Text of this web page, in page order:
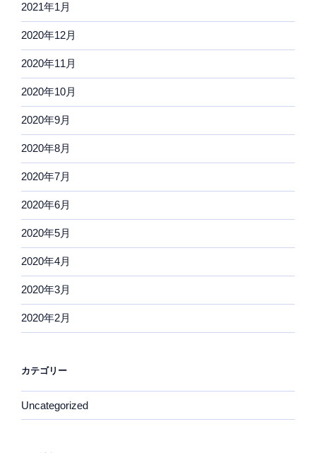
2021年1月
2020年12月
2020年11月
2020年10月
2020年9月
2020年8月
2020年7月
2020年6月
2020年5月
2020年4月
2020年3月
2020年2月
カテゴリー
Uncategorized